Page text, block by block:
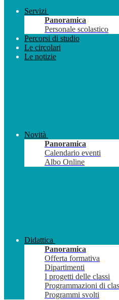
Servizi
Panoramica
Personale scolastico
Percorsi di studio
Le circolari
Le notizie
Novità
Panoramica
Calendario eventi
Albo Online
Didattica
Panoramica
Offerta formativa
Dipartimenti
I progetti delle classi
Programmazioni di
Programmi svolti